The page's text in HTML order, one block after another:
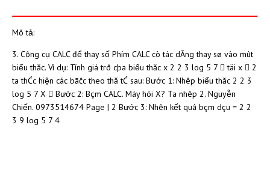
Mô tả:
3. Công cụ CALC để thay số Phím CALC cò tác dĀng thay sø vào mût
biểu thăc. Ví dụ: Tính giá trð cþa biểu thăc x 2 2 3 log 5 7  täi x  2
ta thĆc hiện các bāĉc theo thă tĆ sau: Bước 1: Nhêp biểu thăc 2 2 3
log 5 7 X  Bước 2: Bçm CALC. Máy hói X? Ta nhêp 2. Nguyễn
Chiến. 0973514674 Page | 2 Bước 3: Nhên kết quâ bçm dçu = 2 2
3 9 log 5 7 4